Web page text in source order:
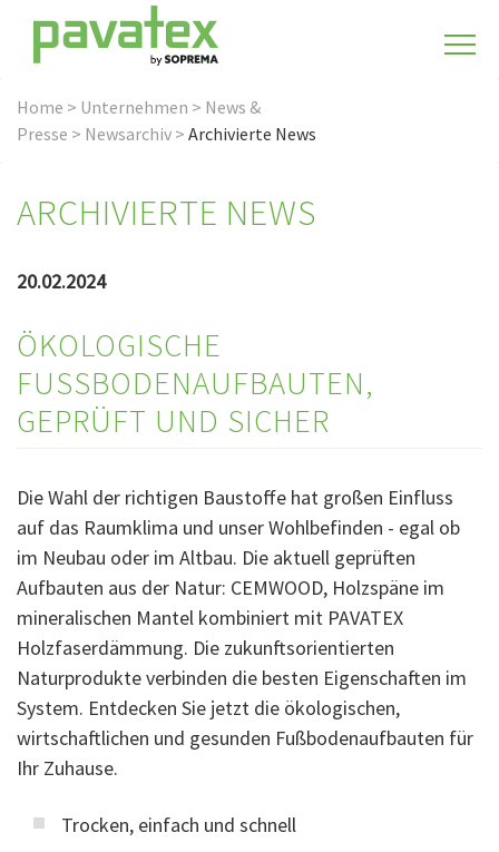
Home > Unternehmen > News &
Presse > Newsarchiv > Archivierte News
ARCHIVIERTE NEWS
20.02.2024
ÖKOLOGISCHE
FUSSBODENAUFBAUTEN, G
EPRÜFT UND SICHER
Die Wahl der richtigen Baustoffe hat großen Einfluss
auf das Raumklima und unser Wohlbefinden - egal ob
im Neubau oder im Altbau. Die aktuell geprüften
Aufbauten aus der Natur: CEMWOOD, Holzspäne im
mineralischen Mantel kombiniert mit PAVATEX
Holzfaserdämmung. Die zukunftsorientierten
Naturprodukte verbinden die besten Eigenschaften im
System. Entdecken Sie jetzt die ökologischen,
wirtschaftlichen und gesunden Fußbodenaufbauten für
Ihr Zuhause.
Trocken, einfach und schnell